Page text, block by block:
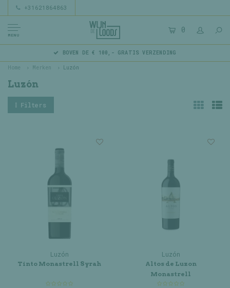
+31621864863
MENU
0
BOVEN DE € 100,- GRATIS VERZENDING
Home Merken Luzón
Luzón
Filters
Luzón
Tinto Monastrell Syrah
Luzón
Altos de Luzon
Monastrell